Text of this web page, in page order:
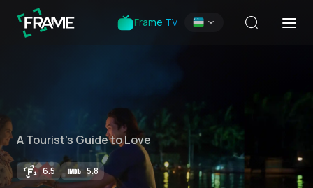
Frame TV
A Tourist's Guide to Love
6.5 5.8